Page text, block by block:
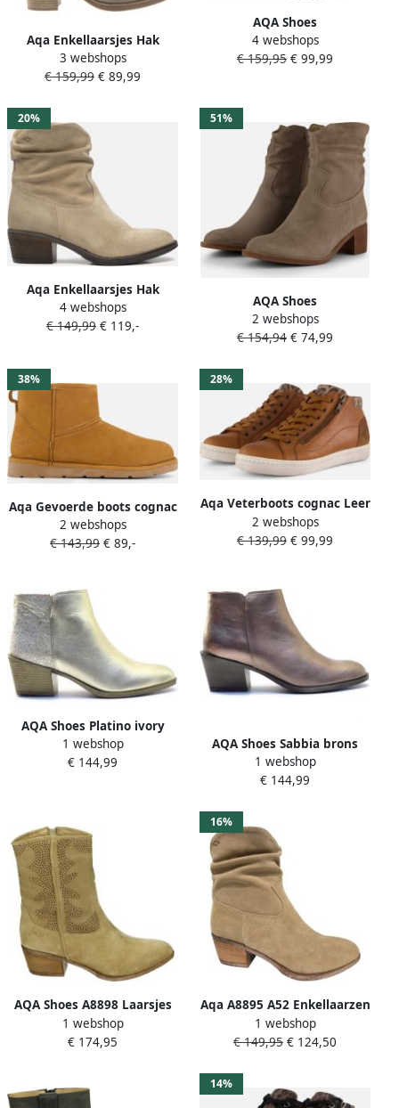
Aqa Enkellaarsjes Hak
Enkellaarsjes Hak grijs
3 webshops
€ 159,99 € 89,99
AQA Shoes
Hoge
sneakersHalf-hoge
schoenen Zwart
4 webshops
€ 159,95 € 99,99
20%
Aqa Enkellaarsjes Hak
Enkellaarsjes Hak Beige
4 webshops
€ 149,99 € 119,-
51%
AQA Shoes
Laarsjes Grijs
2 webshops
€ 154,94 € 74,99
38%
Aqa Gevoerde boots cognac
Nubuck Dames
2 webshops
€ 143,99 € 89,-
28%
Aqa Veterboots cognac Leer
2 webshops
€ 139,99 € 99,99
AQA Shoes Platino ivory
kort laarsje A8919 B75B82
Goud
1 webshop
€ 144,99
AQA Shoes Sabbia brons
kort laarsje A8919 B76
BRONS
1 webshop
€ 144,99
AQA Shoes A8898 Laarsjes
Wit beige
1 webshop
€ 174,95
16%
Aqa A8895 A52 Enkellaarzen
Beige Suede Dames Beige
1 webshop
€ 149,95 € 124,50
14%